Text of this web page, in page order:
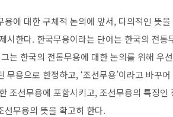
용에 대한 구체적 논의에 앞서, 다의적인 뜻
시한다. 한국무용이라는 단어는 한국의 전
는 한국의 전통무용에 대한 논의를 위해 우
무용으로 한정하고, ‘조선무용’이라고 바꾸
조선무용에 포함시키고, 조선무용의 특징
선무용의 뜻을 확고히 한다.